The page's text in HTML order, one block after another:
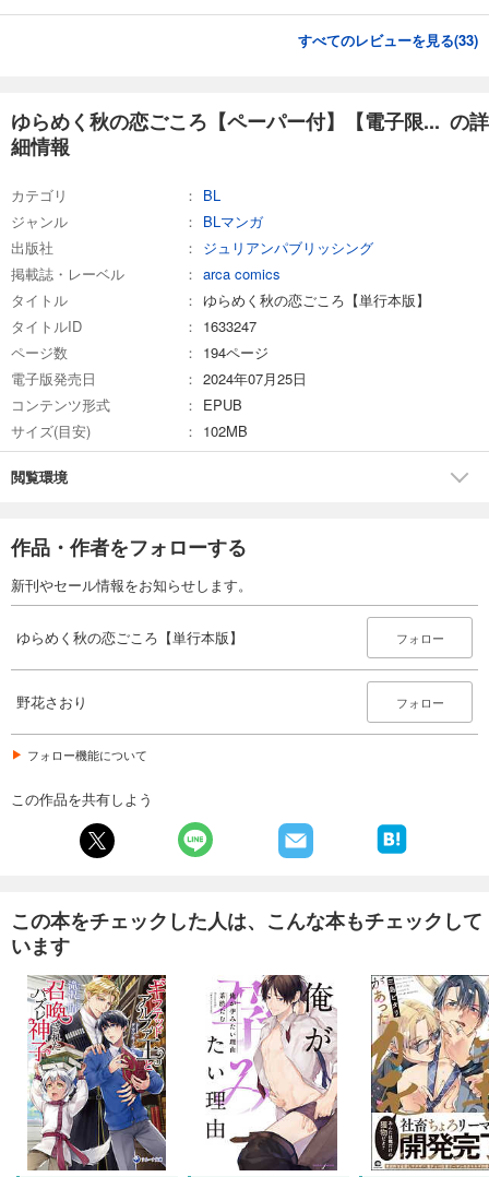
すべてのレビューを見る(33)
ゆらめく秋の恋ごころ【ペーパー付】【電子限... の詳
細情報
カテゴリ
BL
ジャンル
BLマンガ
出版社
ジュリアンパブリッシング
掲載誌・レーベル
arca comics
タイトル
ゆらめく秋の恋ごころ【単行本版】
タイトルID
1633247
ページ数
194ページ
電子版発売日
2024年07月25日
コンテンツ形式
EPUB
サイズ(目安)
102MB
閲覧環境
作品・作者をフォローする
新刊やセール情報をお知らせします。
ゆらめく秋の恋ごころ【単行本版】 フォロー
野花さおり フォロー
フォロー機能について
この作品を共有しよう
この本をチェックした人は、こんな本もチェックして
います